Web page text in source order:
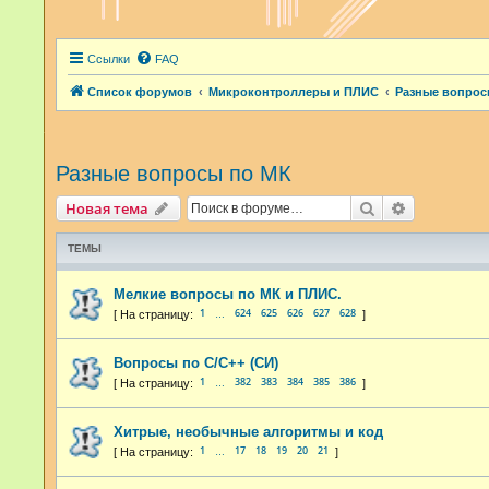
Ссылки FAQ
Список форумов Микроконтроллеры и ПЛИС Разные
Разные вопросы по МК
Новая тема Поиск
ТЕМЫ
Мелкие вопросы по МК и ПЛИС.
1 624 625 626 627 628
Вопросы по С/С++ (СИ)
1 382 383 384 385 386
Хитрые, необычные алгоритмы и код
1 17 18 19 20 21